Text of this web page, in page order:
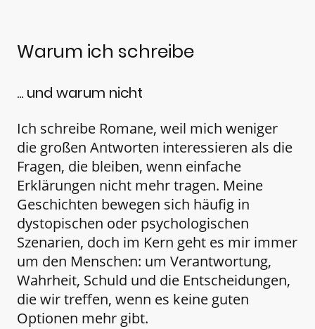
Warum ich schreibe
... und warum nicht
Ich schreibe Romane, weil mich weniger
die großen Antworten interessieren als die
Fragen, die bleiben, wenn einfache
Erklärungen nicht mehr tragen. Meine
Geschichten bewegen sich häufig in
dystopischen oder psychologischen
Szenarien, doch im Kern geht es mir immer
um den Menschen: um Verantwortung,
Wahrheit, Schuld und die Entscheidungen,
die wir treffen, wenn es keine guten
Optionen mehr gibt.